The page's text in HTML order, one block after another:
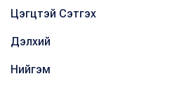
Цэгцтэй Сэтгэх
Дэлхий
Нийгэм